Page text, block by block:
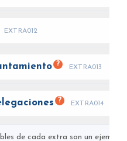
EXTRA012
? EXTRA013
? EXTRA014
de cada extra son un